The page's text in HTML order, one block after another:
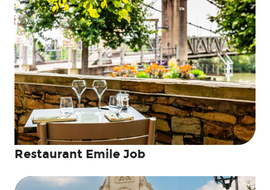
Restaurant Emile Job